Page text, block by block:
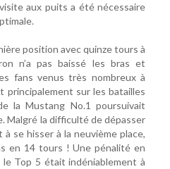
aux puits a été nécessaire
position avec quinze tours à
n’a pas baissé les bras et
fans venus très nombreux à
sur les batailles
la Mustang No.1 poursuivait
Malgré la difficulté de dépasser
se hisser à la neuvième place,
en 14 tours ! Une pénalité en
le Top 5 était indéniablement à